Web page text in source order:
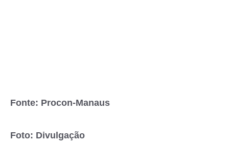
Fonte: Procon-Manaus
Foto: Divulgação